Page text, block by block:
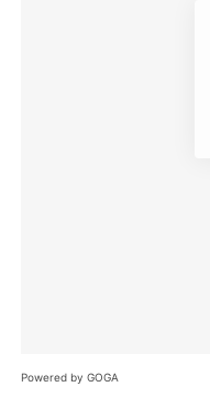
Powered by GOGA